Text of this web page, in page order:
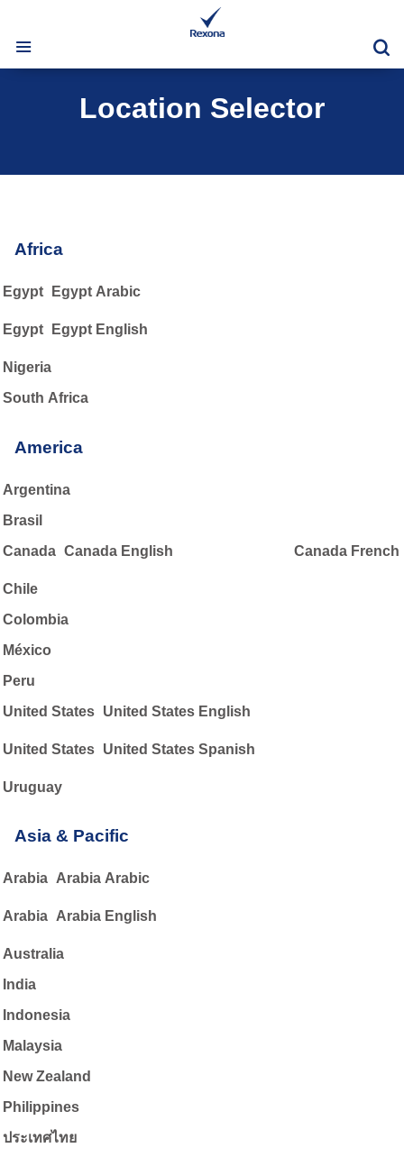
Location Selector
Africa
Egypt Egypt Arabic
Egypt Egypt English
Nigeria
South Africa
America
Argentina
Brasil
Canada Canada English Canada French
Chile
Colombia
México
Peru
United States United States English
United States United States Spanish
Uruguay
Asia & Pacific
Arabia Arabia Arabic
Arabia Arabia English
Australia
India
Indonesia
Malaysia
New Zealand
Philippines
ประเทศไทย